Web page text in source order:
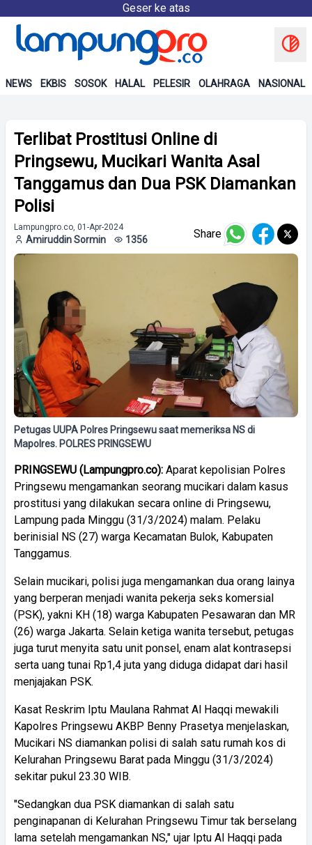
Geser ke atas
NEWS EKBIS SOSOK HALAL PELESIR OLAHRAGA NASIONAL
Terlibat Prostitusi Online di
Pringsewu, Mucikari Wanita Asal
Tanggamus dan Dua PSK Diamankan
Polisi
Lampungpro.co, 01-Apr-2024
Amiruddin Sormin 1356 Share
Petugas UUPA Polres Pringsewu saat memeriksa NS di
Mapolres. POLRES PRINGSEWU
PRINGSEWU (Lampungpro.co): Aparat kepolisian Polres
Pringsewu mengamankan seorang mucikari dalam kasus
prostitusi yang dilakukan secara online di Pringsewu,
Lampung pada Minggu (31/3/2024) malam. Pelaku
berinisial NS (27) warga Kecamatan Bulok, Kabupaten
Tanggamus.
Selain mucikari, polisi juga mengamankan dua orang lainya
yang berperan menjadi wanita pekerja seks komersial
(PSK), yakni KH (18) warga Kabupaten Pesawaran dan MR
(26) warga Jakarta. Selain ketiga wanita tersebut, petugas
juga turut menyita satu unit ponsel, enam alat kontrasepsi
serta uang tunai Rp1,4 juta yang diduga didapat dari hasil
menjajakan PSK.
Kasat Reskrim Iptu Maulana Rahmat Al Haqqi mewakili
Kapolres Pringsewu AKBP Benny Prasetya menjelaskan,
Mucikari NS diamankan polisi di salah satu rumah kos di
Kelurahan Pringsewu Barat pada Minggu (31/3/2024)
sekitar pukul 23.30 WIB.
"Sedangkan dua PSK diamankan di salah satu
penginapanan di Kelurahan Pringsewu Timur tak berselang
lama setelah mengamankan NS," ujar Iptu Al Haqqi pada